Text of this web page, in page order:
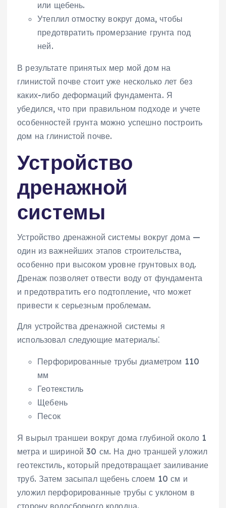
или щебень.
Утеплил отмостку вокруг дома‚ чтобы
предотвратить промерзание грунта под
ней.
В результате принятых мер мой дом на
глинистой почве стоит уже несколько лет без
каких-либо деформаций фундамента. Я
убедился‚ что при правильном подходе и учете
особенностей грунта можно успешно построить
дом на глинистой почве.
Устройство
дренажной
системы
Устройство дренажной системы вокруг дома —
один из важнейших этапов строительства‚
особенно при высоком уровне грунтовых вод.
Дренаж позволяет отвести воду от фундамента
и предотвратить его подтопление‚ что может
привести к серьезным проблемам.
Для устройства дренажной системы я
использовал следующие материалы⁚
Перфорированные трубы диаметром 110
мм
Геотекстиль
Щебень
Песок
Я вырыл траншеи вокруг дома глубиной около 1
метра и шириной 30 см. На дно траншей уложил
геотекстиль‚ который предотвращает заиливание
труб. Затем засыпал щебень слоем 10 см и
уложил перфорированные трубы с уклоном в